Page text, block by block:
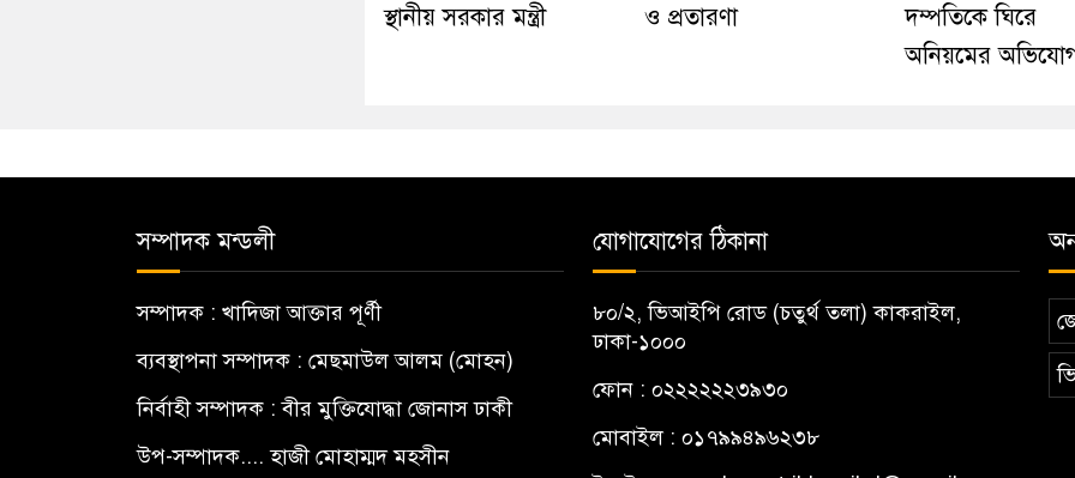
স্থানীয় সরকার মন্ত্রী
ও প্রতারণা
দম্পতিকে ঘিরে
অনিয়মের
সম্পাদক মন্ডলী
সম্পাদক : খাদিজা আক্তার পূর্ণী
ব্যবস্থাপনা সম্পাদক : মেছমাউল আলম (মোহন)
নির্বাহী সম্পাদক : বীর মুক্তিযোদ্ধা জোনাস ঢাকী
উপ-সম্পাদক.... হাজী মোহাম্মদ মহসীন
যোগাযোগের ঠিকানা
৮০/২, ভিআইপি রোড (চতুর্থ তলা) কাকরাইল,
ঢাকা-১০০০
ফোন : ০২২২২২২৩৯৩০
মোবাইল : ০১৭৯৯৪৯৬২৩৮